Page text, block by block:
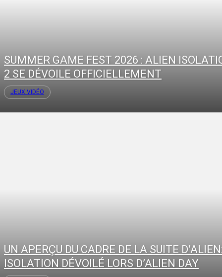
SUMMER GAME FEST 2026 : ALIEN
2 SE DÉVOILE OFFICIELLEMENT
JEUX VIDÉO
UN APERÇU DU CADRE DE LA SUITE
ISOLATION DÉVOILÉ LORS D’ALIEN DAY